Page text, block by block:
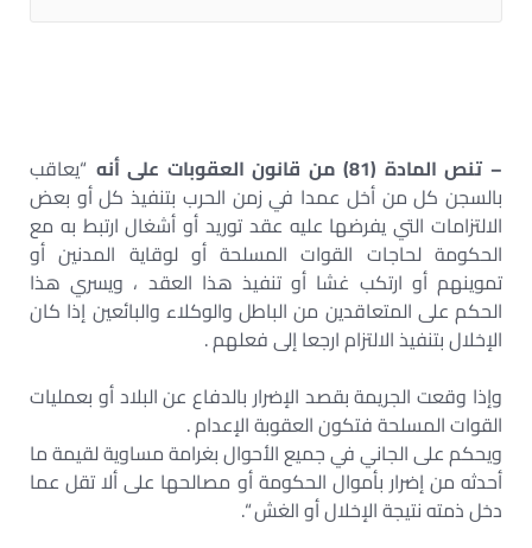
– تنص المادة (81) من قانون العقوبات على أنه
“يعاقب
بالسجن كل من أخل عمدا في زمن الحرب بتنفيذ كل أو بعض
الالتزامات التي يفرضها عليه عقد توريد أو أشغال ارتبط به مع
الحكومة لحاجات القوات المسلحة أو لوقاية المدنين أو
تموينهم أو ارتكب غشا أو تنفيذ هذا العقد ، ويسري هذا
الحكم على المتعاقدين من الباطل والوكلاء والبائعين إذا كان
الإخلال بتنفيذ الالتزام ارجعا إلى فعلهم .
وإذا وقعت الجريمة بقصد الإضرار بالدفاع عن البلاد أو بعمليات
القوات المسلحة فتكون العقوبة الإعدام .
ويحكم على الجاني في جميع الأحوال بغرامة مساوية لقيمة ما
أحدثه من إضرار بأموال الحكومة أو مصالحها على ألا تقل عما
دخل ذمته نتيجة الإخلال أو الغش “.